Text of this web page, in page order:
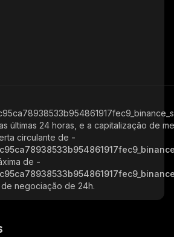
últimas 24 horas, e a capitalização de
circulante de -
de -
negociação de 24h.